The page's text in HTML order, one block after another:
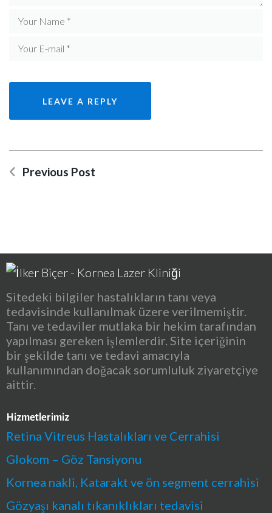
Previous Post
Sitedeki bilgiler hastalıkların tanı veya
tedavisinde kullanılmak üzere verilmemiştir.
Tanı ve tedaviler mutlaka bir hekim tarafından
yapılması gereken işlemlerdir. Site içeriğinin
bir şekilde tanı ve tedavi amacıyla
kullanımından doğacak sorumluluk ziyaretçiye
aittir.
Hizmetlerimiz
Retina Vitreus Hastalıkları ve Cerrahisi
Glokom – Göz Tansiyonu
Kornea nakli, Katarakt ve ön segment cerrahisi
Gözyaşı kanalı tıkanıklıkları tedavisi